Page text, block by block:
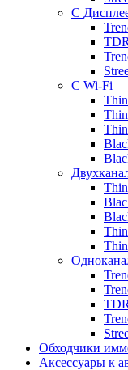
С
С Wi-Fi
Обходчики
Аксессуары к